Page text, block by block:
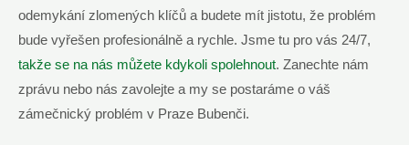
odemykání zlomených klíčů a budete mít jistotu, že problém
bude vyřešen profesionálně a rychle. Jsme tu pro vás 24/7,
takže se na nás můžete kdykoli spolehnout. Zanechte nám
zprávu nebo nás zavolejte a my se postaráme o váš
zámečnický problém v Praze Bubenči.